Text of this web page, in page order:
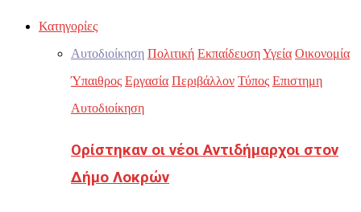
Κατηγορίες
Αυτοδιοίκηση Πολιτική ΕκπαίδευσηΥγεία Οικονομία
Ύπαιθρος Εργασία Περιβάλλον Τύπος Επιστημη
Αυτοδιοίκηση
Ορίστηκαν οι νέοι Αντιδήμαρχοι στον
Δήμο Λοκρών